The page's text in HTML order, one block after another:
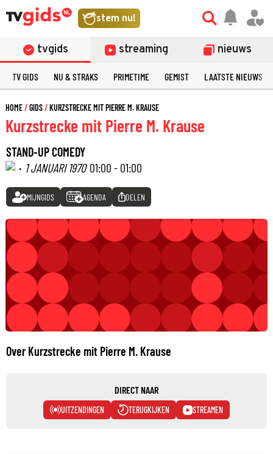
stem nu!
tvgids streaming nieuws
TV GIDS NU & STRAKS PRIMETIME GEMIST LAATSTE NIEUWS
HOME GIDS KURZSTRECKE MIT PIERRE M. KRAUSE
Kurzstrecke mit Pierre M. Krause
STAND-UP COMEDY
· 1 JANUARI 1970 01:00 - 01:00
MIJNGIDS AGENDA DELEN
Over Kurzstrecke mit Pierre M. Krause
DIRECT NAAR
UITZENDINGEN TERUGKIJKEN STREAMEN